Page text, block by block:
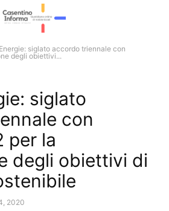
siglato accordo triennale con
degli obiettivi...
siglato
con
per la
degli obiettivi di
2020